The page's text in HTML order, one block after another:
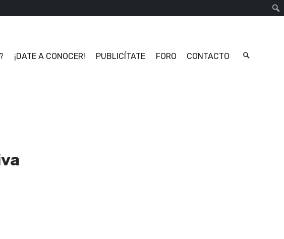
¡DATE A CONOCER! PUBLICÍTATE FORO CONTACTO